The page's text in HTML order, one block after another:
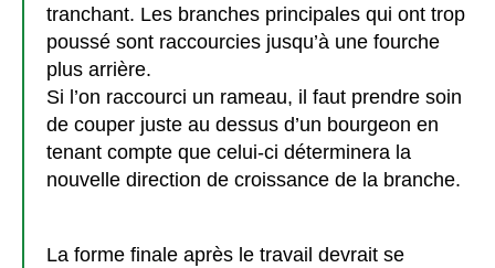
tranchant. Les branches principales qui ont trop
poussé sont raccourcies jusqu’à une fourche
plus arrière.
Si l’on raccourci un rameau, il faut prendre soin
de couper juste au dessus d’un bourgeon en
tenant compte que celui-ci déterminera la
nouvelle direction de croissance de la branche.
La forme finale après le travail devrait se